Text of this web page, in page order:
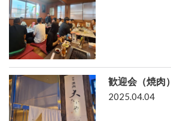
歓迎会（焼肉）
2025.04.04